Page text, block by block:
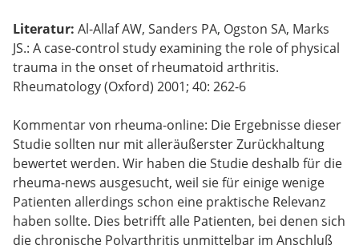
Literatur: Al-Allaf AW, Sanders PA, Ogston SA, Marks
JS.: A case-control study examining the role of physical
trauma in the onset of rheumatoid arthritis.
Rheumatology (Oxford) 2001; 40: 262-6
Kommentar von rheuma-online: Die Ergebnisse dieser
Studie sollten nur mit alleräußerster Zurückhaltung
bewertet werden. Wir haben die Studie deshalb für die
rheuma-news ausgesucht, weil sie für einige wenige
Patienten allerdings schon eine praktische Relevanz
haben sollte. Dies betrifft alle Patienten, bei denen sich
die chronische Polyarthritis unmittelbar im Anschluß